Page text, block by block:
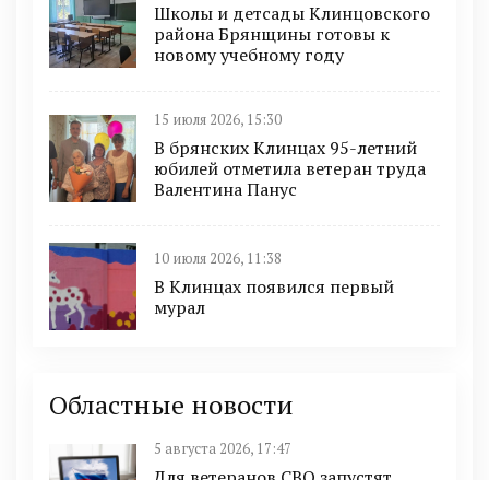
Школы и детсады Клинцовского
района Брянщины готовы к
новому учебному году
15 июля 2026, 15:30
В брянских Клинцах 95-летний
юбилей отметила ветеран труда
Валентина Панус
10 июля 2026, 11:38
В Клинцах появился первый
мурал
Областные новости
5 августа 2026, 17:47